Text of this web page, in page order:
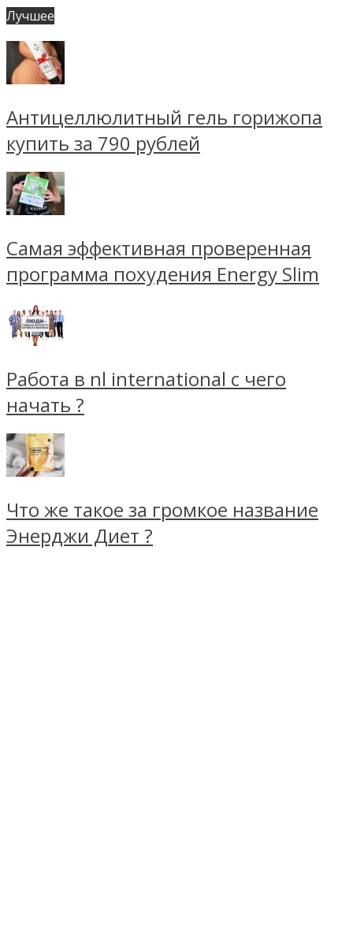
Лучшее
Антицеллюлитный гель горижопа
купить за 790 рублей
Самая эффективная проверенная
программа похудения Energy Slim
Работа в nl international с чего
начать ?
Что же такое за громкое название
Энерджи Диет ?